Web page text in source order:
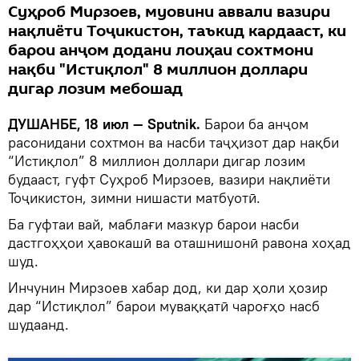
Суҳроб Мирзоев, муовини аввали вазири
нақлиёти Тоҷикистон, таъкид кардааст, ки
барои анҷом додани лоиҳаи сохтмони
нақби "Истиқлол" 8 миллион доллари
дигар лозим мебошад
ДУШАНБЕ, 18 июл — Sputnik. Барои ба анҷом
расонидани сохтмон ва насби таҷҳизот дар нақби
“Истиқлол” 8 миллион доллари дигар лозим
будааст, гуфт Суҳроб Мирзоев, вазири нақлиёти
Тоҷикистон, зимни нишасти матбуотӣ.
Ба гуфтаи вай, маблағи мазкур барои насби
дастгоҳҳои ҳавокашӣ ва оташнишонӣ равона хоҳад
шуд.
Инчунин Мирзоев хабар дод, ки дар ҳоли ҳозир
дар “Истиқлол” барои муваққатӣ чароғҳо насб
шудаанд.